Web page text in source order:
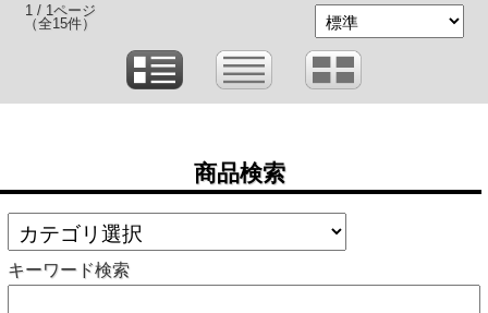
1 / 1ページ
（全15件）
商品検索
キーワード検索